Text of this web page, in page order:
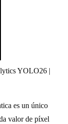
YOLO26 |
es un único
valor de píxel